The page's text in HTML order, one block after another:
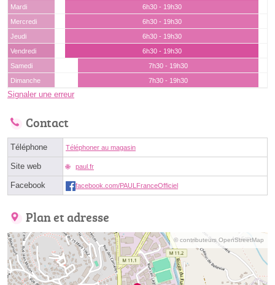
Mardi
6h30 - 19h30
Mercredi
6h30 - 19h30
Jeudi
6h30 - 19h30
Vendredi
6h30 - 19h30
Samedi
7h30 - 19h30
Dimanche
7h30 - 19h30
Signaler une erreur
Contact
Téléphone Téléphoner au magasin
Site web paul.fr
Facebook facebook.com/PAULFranceOfficiel
Plan et adresse
© contributeurs OpenStreetMap